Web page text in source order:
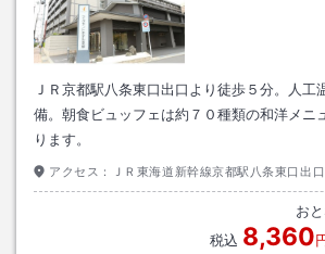
ＪＲ京都駅八条東口出口より徒歩５分。人工
備。朝食ビュッフェは約７０種類の和洋メニ
ります。
アクセス： ＪＲ東海道新幹線京都駅八条東口出
お
税込 8,360